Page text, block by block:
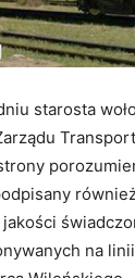
starosta
na